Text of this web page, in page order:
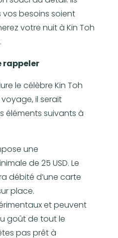
besoins soient
votre nuit à Kin Toh
rappeler
le célèbre Kin Toh
il serait
éléments suivants à
une
de 25 USD. Le
débité d’une carte
place.
et peuvent
goût de tout le
pas prêt à